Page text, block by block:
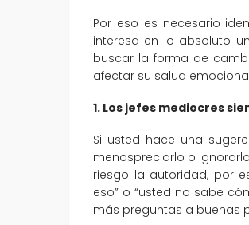
Por eso es necesario
interesa en lo absoluto
buscar la forma de
afectar su salud
1. Los jefes mediocres
Si usted hace una
menospreciarlo o
riesgo la autoridad, por
eso” o “usted no sabe
más preguntas a buenas